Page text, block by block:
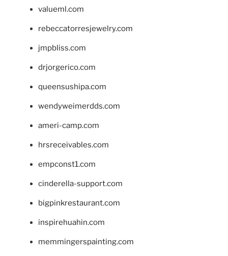
valueml.com
rebeccatorresjewelry.com
jmpbliss.com
drjorgerico.com
queensushipa.com
wendyweimerdds.com
ameri-camp.com
hrsreceivables.com
empconst1.com
cinderella-support.com
bigpinkrestaurant.com
inspirehuahin.com
memmingerspainting.com